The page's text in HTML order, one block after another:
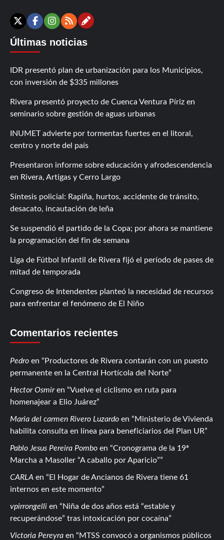
X Facebook
Instagram
RSSContáctanos
Últimas noticias
IDR presentó plan de urbanización para los Municipios,
con inversión de $335 millones
Rivera presentó proyecto de Cuenca Ventura Píriz en
seminario sobre gestión de aguas urbanas
INUMET advierte por tormentas fuertes en el litoral,
centro y norte del país
Presentaron informe sobre educación y afrodescendencia
en Rivera, Artigas y Cerro Largo
Síntesis policial: Rapiña, hurtos, accidente de tránsito,
desacato, incautación de leña
Se suspendió el partido de la Copa; por ahora se mantiene
la programación del fin de semana
Liga de Fútbol Infantil de Rivera fijó el período de pases de
mitad de temporada
Congreso de Intendentes planteó la necesidad de recursos
para enfrentar el fenómeno de El Niño
Comentarios recientes
Pedro en
Productores de Rivera contarán con un puesto
permanente en la Central Hortícola del Norte
Hector Osmiren
Vuelve el ciclismo en ruta para
homenajear a Elio Juárez
Maria del carmen Rivero Luzardo en
Ministerio de Vivienda
habilita consulta en línea para beneficiarios del Plan UR
Pablo Jesus Pereira Pombo en
Cronograma de la 19ª
Marcha a Masoller “A caballo por Aparicio”
CARLA en
El Hogar de Ancianos de Rivera tiene 61
internos en este momento
vpirrongelli en
Niña de dos años está “estable y
recuperándose” tras intoxicación por cocaína
Victoria Pereyra en MTSS convocó a organismos públicos